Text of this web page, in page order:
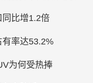
比增1.2倍
率达53.2%
为何受热捧